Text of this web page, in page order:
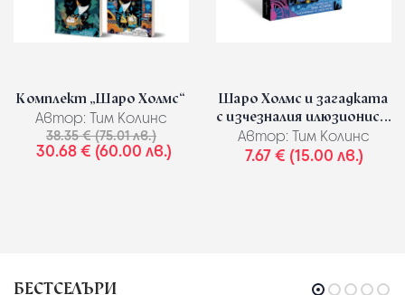
Комплект „Шаро Холмс“
Автор: Тим Колинс
38.35 € (75.01 лв.)
30.68 € (60.00 лв.)
Шаро Холмс и загадката
с изчезналия илюзионис...
Автор: Тим Колинс
7.67 € (15.00 лв.)
БЕСТСЕЛЪРИ